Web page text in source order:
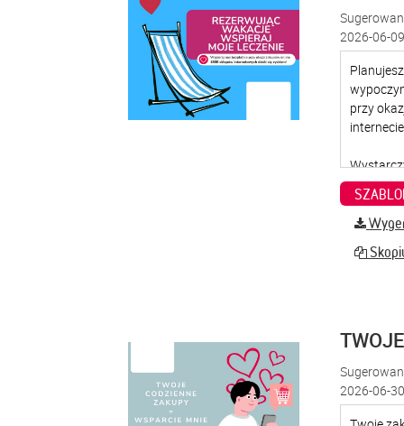
2026-06-
2026-06-